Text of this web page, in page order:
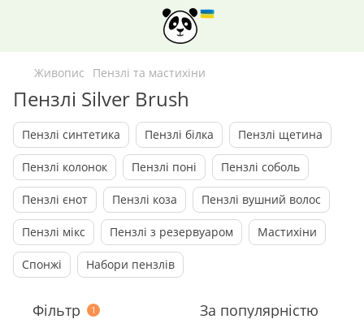
Живопис Пензлі та мастихіни
Пензлі Silver Brush
Пензлі синтетика Пензлі білка Пензлі щетина
Пензлі колонок Пензлі поні Пензлі соболь
Пензлі єнот Пензлі коза Пензлi вушний волос
Пензлі мiкс Пензлі з резервуаром Мастихіни
Спонжi Набори пензлiв
Фільтр 1 За популярністю